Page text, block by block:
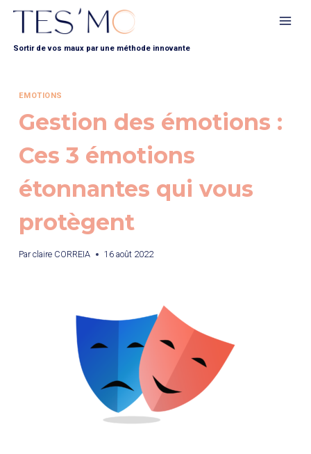
Sortir de vos maux par une méthode innovante
EMOTIONS
Gestion des émotions :
Ces 3 émotions
étonnantes qui vous
protègent
Par claire CORREIA 16 août 2022